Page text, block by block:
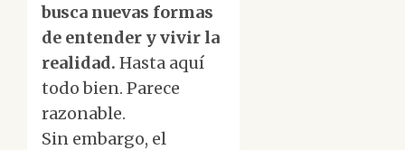
busca nuevas formas
de entender y vivir la
realidad. Hasta aquí
todo bien. Parece
razonable.
Sin embargo, el